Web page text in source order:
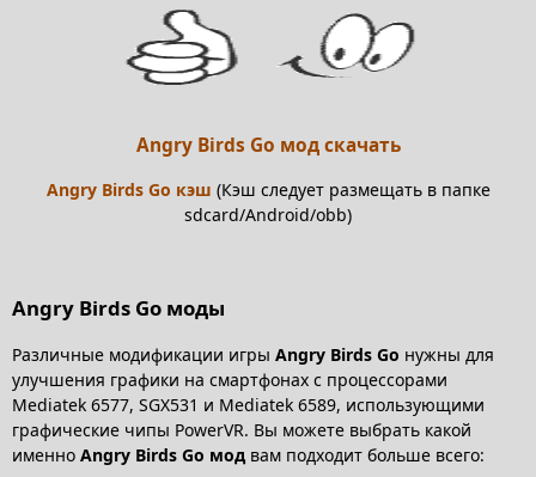
Angry Birds Go мод скачать
Angry Birds Go кэш (Кэш следует размещать в папке
sdcard/Android/obb)
Angry Birds Go моды
Различные модификации игры Angry Birds Go нужны для
улучшения графики на смартфонах с процессорами
Mediatek 6577, SGX531 и Mediatek 6589, использующими
графические чипы PowerVR. Вы можете выбрать какой
именно Angry Birds Go мод вам подходит больше всего: